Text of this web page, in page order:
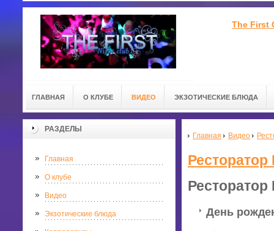
The First
ГЛАВНАЯ О КЛУБЕ ВИДЕО ЭКЗОТИЧЕСКИЕ БЛЮДА
РАЗДЕЛЫ
Главная
О клубе
Видео
Экзотические блюда
Главная Видео
День